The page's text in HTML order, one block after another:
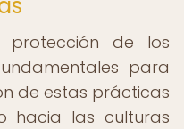
protección de los
para
de estas prácticas
hacia las culturas